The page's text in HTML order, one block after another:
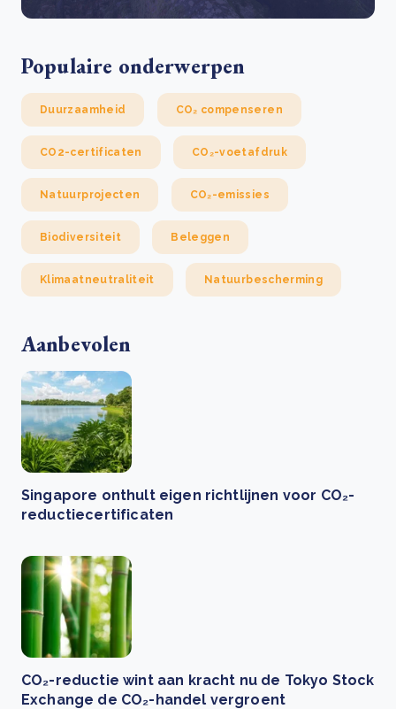
Populaire onderwerpen
Duurzaamheid CO₂ compenseren
CO2-certificaten CO₂-voetafdruk
Natuurprojecten CO₂-emissies
Biodiversiteit Beleggen
Klimaatneutraliteit Natuurbescherming
Aanbevolen
Singapore onthult eigen richtlijnen voor CO₂-
reductiecertificaten
CO₂-reductie wint aan kracht nu de Tokyo Stock
Exchange de CO₂-handel vergroent